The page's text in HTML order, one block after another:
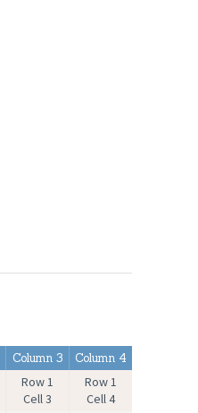
Column 3 Column 4
Row 1
Cell 3
Row 1
Cell 4